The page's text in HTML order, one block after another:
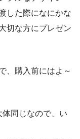
した際になにかな
切な方にプレゼン
、購入前にはよ～
同じなので、い